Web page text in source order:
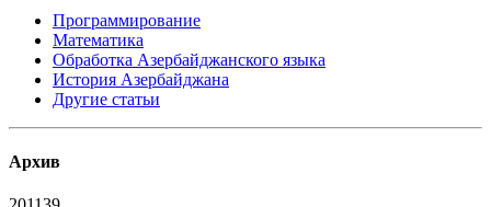
Программирование
Математика
Обработка Азербайджанского языка
История Азербайджана
Другие статьи
Архив